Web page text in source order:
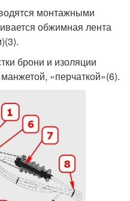
монтажными
обжимная лента
брони и изоляции
«перчаткой»(6).